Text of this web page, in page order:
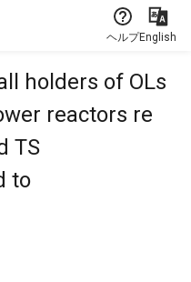
ヘルプEnglish
holders of OLs
reactors re
TS
to